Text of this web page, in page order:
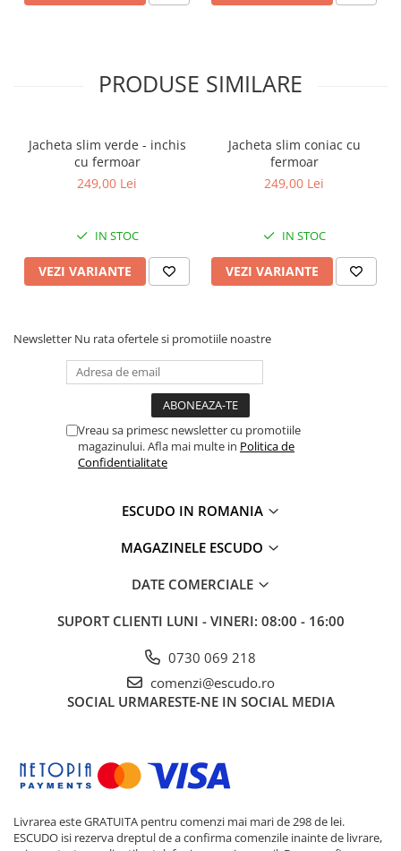
PRODUSE SIMILARE
Jacheta slim verde - inchis
cu fermoar
249,00 Lei
IN STOC
VEZI VARIANTE
Jacheta slim coniac cu
fermoar
249,00 Lei
IN STOC
VEZI VARIANTE
Newsletter Nu rata ofertele si promotiile noastre
Vreau sa primesc newsletter cu promotiile
magazinului. Afla mai multe in Politica de
Confidentialitate
ESCUDO IN ROMANIA
MAGAZINELE ESCUDO
DATE COMERCIALE
SUPORT CLIENTI LUNI - VINERI: 08:00 - 16:00
0730 069 218
comenzi@escudo.ro
SOCIAL URMARESTE-NE IN SOCIAL MEDIA
Livrarea este GRATUITA pentru comenzi mai mari de 298 de lei.
ESCUDO isi rezerva dreptul de a confirma comenzile inainte de livrare,